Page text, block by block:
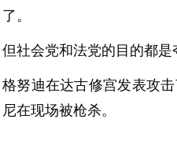
了。
但社会党和法党的目的都是
格努迪在达古修宫发表攻
尼在现场被枪杀。